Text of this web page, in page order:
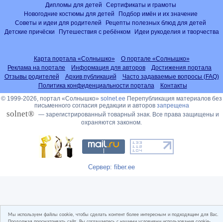
Мы используем файлы cookie, чтобы сделать контент более интересным и подходящим для Вас.
Дипломы для детей
Сертификаты и грамоты
Новогодние костюмы для детей
Подбор имён и их значение
Советы и идеи для родителей
Рецепты полезных блюд для детей
Детские причёски
Путешествия с ребёнком Идеи рукоделия и творчества
Карта портала «Солнышко»
О портале «Солнышко»
Реклама на портале
Информация для авторов
Достижения портала
Отзывы родителей
Архив публикаций
Часто задаваемые вопросы (FAQ)
Политика конфиденциальности портала
Контакты
© 1999-2026, портал «Солнышко» solnet.ee Перепубликация материалов без
письменного согласия редакции и авторов запрещена
solnet® — зарегистрированный товарный знак. Все права защищены и
охраняются законом.
Сервер: fiber.ee